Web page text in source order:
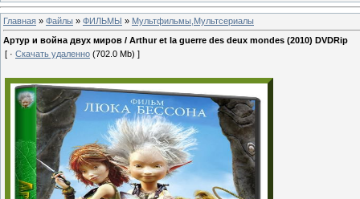
Главная » Файлы » ФИЛЬМЫ » Мультфильмы,Мультсериалы
Артур и война двух миров / Arthur et la guerre des deux mondes (2010) DVDRip
[ · Скачать удаленно (702.0 Mb) ]